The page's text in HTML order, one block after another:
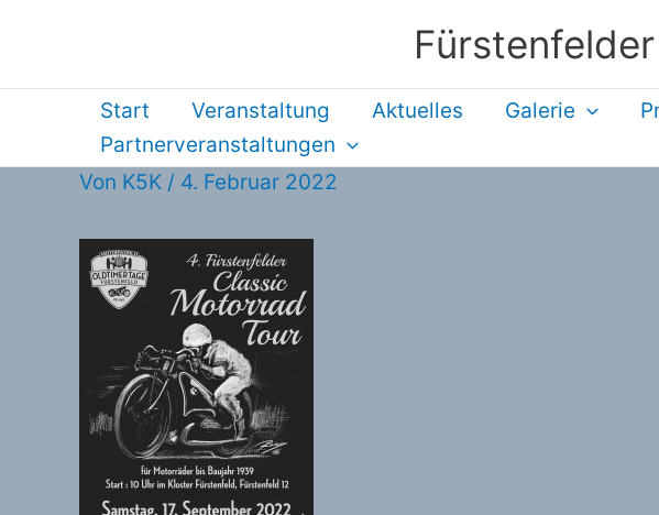
springen
Start Veranstaltung Aktuelles Galerie
Partnerveranstaltungen
Von K5K / 4. Februar 2022